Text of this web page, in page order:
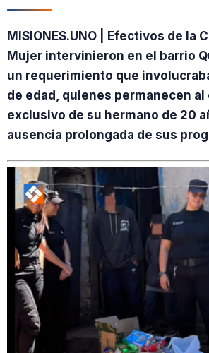
MISIONES.UNO | Efectivos de la
Mujer intervinieron en el barrio
un requerimiento que
de edad, quienes permanecen al
exclusivo de su hermano de 20
ausencia prolongada de sus